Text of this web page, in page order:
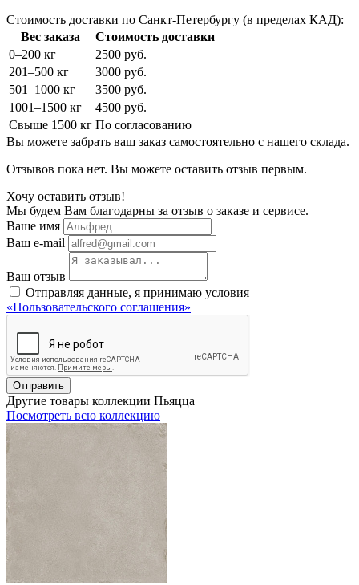
Стоимость доставки по Санкт-Петербургу (в пределах КАД):
Вес заказа
Стоимость доставки
0–200 кг
2500 руб.
201–500 кг
3000 руб.
501–1000 кг
3500 руб.
1001–1500 кг
4500 руб.
Свыше 1500 кг По согласованию
Вы можете забрать ваш заказ самостоятельно с нашего склада.
Отзывов пока нет. Вы можете оставить отзыв первым.
Хочу оставить отзыв!
Мы будем Вам благодарны за отзыв о заказе и сервисе.
Ваше имя
Ваш e-mail
Ваш отзыв
Отправляя данные, я принимаю условия
«Пользовательского соглашения»
Отправить
Другие товары коллекции Пьяцца
Посмотреть всю коллекцию